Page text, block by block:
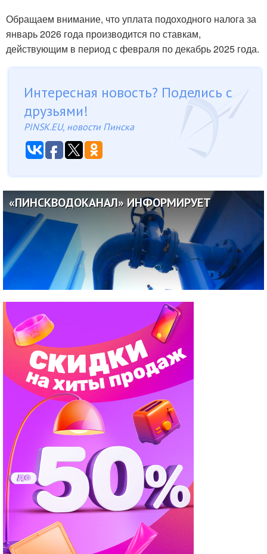
Обращаем внимание, что уплата подоходного налога за
январь 2026 года производится по ставкам,
действующим в период с февраля по декабрь 2025 года.
Интересная новость? Поделись с
друзьями!
PINSK.EU, новости Пинска
«ПИНСКВОДОКАНАЛ» ИНФОРМИРУЕТ